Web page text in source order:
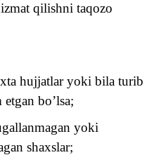
qilishni taqozo
hujjatlar yoki bila turib
bo’lsa;
yoki
shaxslar;